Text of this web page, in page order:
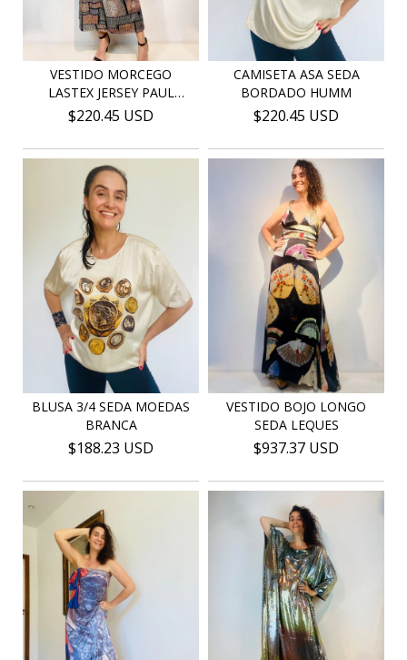
VESTIDO MORCEGO
LASTEX JERSEY PAUL
KLEE...
$220.45 USD
CAMISETA ASA SEDA
BORDADO HUMM
$220.45 USD
BLUSA 3/4 SEDA MOEDAS
BRANCA
$188.23 USD
VESTIDO BOJO LONGO
SEDA LEQUES
$937.37 USD